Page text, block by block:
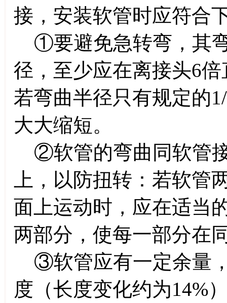
接，安装软管时应符合
①要避免急转弯，其
径，至少应在离接头6
若弯曲半径只有规定的
大大缩短。
②软管的弯曲同软管
上，以防扭转：若软管
面上运动时，应在适当
两部分，使每一部分在
③软管应有一定余量
度（长度变化约为14%